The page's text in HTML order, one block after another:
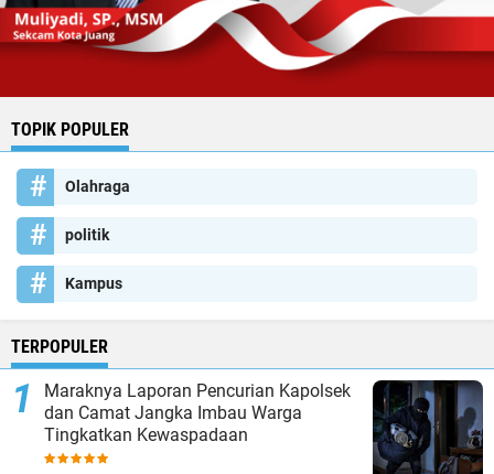
TOPIK POPULER
Olahraga
politik
Kampus
TERPOPULER
Maraknya Laporan Pencurian Kapolsek
dan Camat Jangka Imbau Warga
Tingkatkan Kewaspadaan